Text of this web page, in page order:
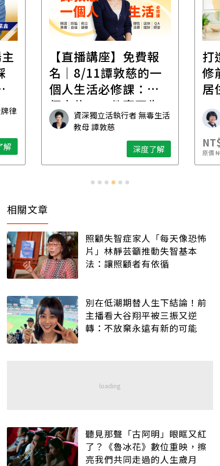
律
解
【直播講座】免費報
名｜8/11譚敦慈的一
個人生活必修課：一
個人住，五件事要先
想清楚！資深獨立活執行者 無毒生活
教母 譚敦慈
深度了解
打
修
居
原價
相關文章
照顧失智症家人「每天像恐怖
片」林靜芸籲推動失智基本
法：讓照顧者有依循
別在低潮期替人生下結論！前
主播看大谷翔平被三振又逆
轉：不放棄永遠有新的可能
聽見那聲「古阿明」眼眶又紅
了？《魯冰花》數位重映，擦
亮我們共同走過的人生歲月